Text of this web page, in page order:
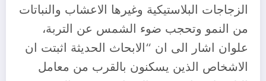
الزجاجات البلاستيكية وغيرها الاعشاب والنباتات
من النمو وتحجب ضوء الشمس عن التربة،
علوان اشار الى ان “الابحاث الحديثة اثبتت ان
الاشخاص الذين يسكنون بالقرب من معامل